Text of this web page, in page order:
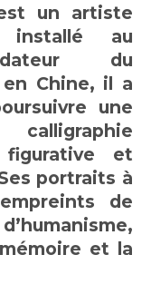
un artiste
installé au
du
Chine, il a
une
figurative et
portraits à
de
et la